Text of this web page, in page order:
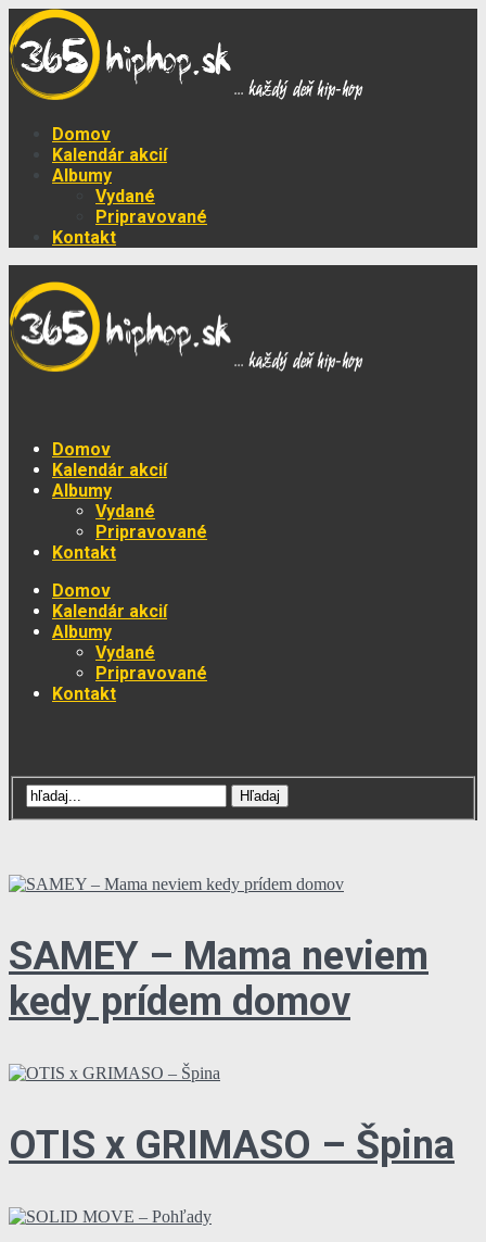
Domov
Kalendár akcií
Albumy
Vydané
Pripravované
Kontakt
Domov
Kalendár akcií
Albumy
Vydané
Pripravované
Kontakt
Domov
Kalendár akcií
Albumy
Vydané
Pripravované
Kontakt
SAMEY – Mama neviem
kedy prídem domov
OTIS x GRIMASO – Špina